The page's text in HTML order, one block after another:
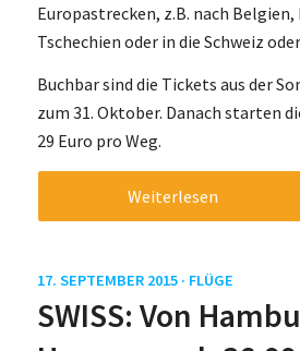
Europastrecken, z.B. nach Belgien,
Tschechien oder in die Schweiz
Buchbar sind die Tickets aus der
zum 31. Oktober. Danach starten
29 Euro pro Weg.
Weiterlesen
17. SEPTEMBER 2015 · FLÜGE
SWISS: Von